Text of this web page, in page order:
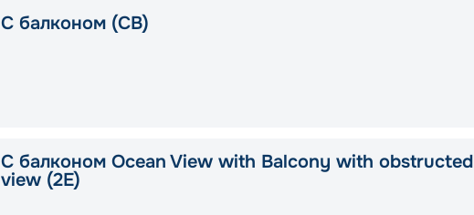
С балконом (CB)
С балконом Ocean View with Balcony with obstructed
view (2E)